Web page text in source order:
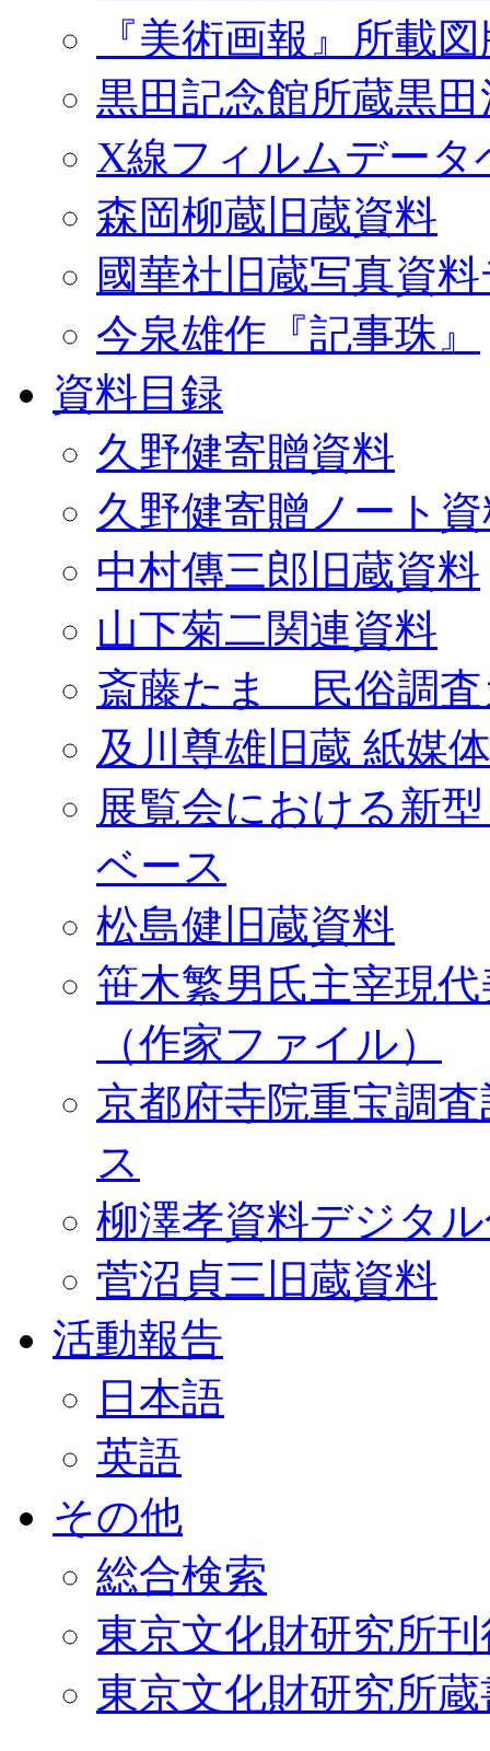
『美術画報』所載
黒田記念館所蔵黒
X線フィルムデータ
森岡柳蔵旧蔵資料
國華社旧蔵写真資
今泉雄作『記事珠』
資料目録
久野健寄贈資料
久野健寄贈ノート
中村傳三郎旧蔵資料
山下菊二関連資料
斎藤たま 民俗調査
及川尊雄旧蔵 紙媒
展覧会における新
ベース
松島健旧蔵資料
笹木繁男氏主宰現
（作家ファイル）
京都府寺院重宝調
ス
柳澤孝資料デジタ
菅沼貞三旧蔵資料
活動報告
日本語
英語
その他
総合検索
東京文化財研究所
東京文化財研究所